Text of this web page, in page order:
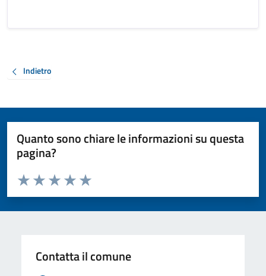
Indietro
Quanto sono chiare le informazioni su questa
pagina?
Valuta da 1 a 5 stelle la pagina
Valuta 5 stelle su 5
Valuta 4 stelle su 5
Valuta 3 stelle su 5
Valuta 2 stelle su 5
Valuta 1 stelle su 5
Contatta il comune